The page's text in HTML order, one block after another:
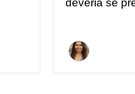
deveria se